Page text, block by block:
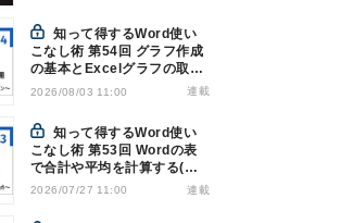
知って得するWord使い
こなし術 第54回 グラフ作成
の基本とExcelグラフの取り
込み方法
2026/08/03 11:00 連載
知って得するWord使い
こなし術 第53回 Wordの表
で合計や平均を計算する(関
数の入力)
2026/07/27 11:00 連載